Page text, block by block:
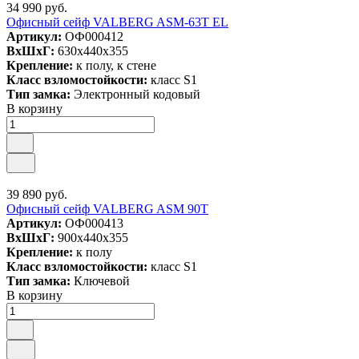
34 990 руб.
Офисный сейф VALBERG ASM-63T EL
Артикул: ОФ000412
ВxШxГ: 630x440x355
Крепление: к полу, к стене
Класс взломостойкости: класс S1
Тип замка: Электронный кодовый
В корзину
39 890 руб.
Офисный сейф VALBERG ASM 90T
Артикул: ОФ000413
ВxШxГ: 900x440x355
Крепление: к полу
Класс взломостойкости: класс S1
Тип замка: Ключевой
В корзину